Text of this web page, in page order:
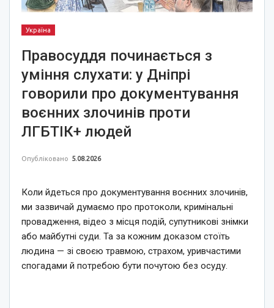
Україна
Правосуддя починається з
уміння слухати: у Дніпрі
говорили про документування
воєнних злочинів проти
ЛГБТІК+ людей
Опубліковано 5.08.2026
Коли йдеться про документування воєнних злочинів,
ми зазвичай думаємо про протоколи, кримінальні
провадження, відео з місця подій, супутникові знімки
або майбутні суди. Та за кожним доказом стоїть
людина — зі своєю травмою, страхом, уривчастими
спогадами й потребою бути почутою без осуду.